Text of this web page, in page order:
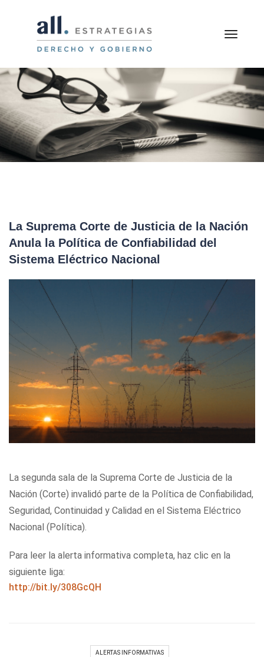
La Suprema Corte de Justicia de la Nación
Anula la Política de Confiabilidad del
Sistema Eléctrico Nacional
La segunda sala de la Suprema Corte de Justicia de la
Nación (Corte) invalidó parte de la Política de Confiabilidad,
Seguridad, Continuidad y Calidad en el Sistema Eléctrico
Nacional (Política).
Para leer la alerta informativa completa, haz clic en la
siguiente liga:
http://bit.ly/308GcQH
ALERTAS INFORMATIVAS